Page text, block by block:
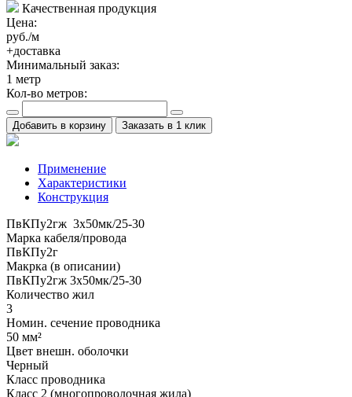
Качественная продукция
Цена:
руб./м
+доставка
Минимальный заказ:
1 метр
Кол-во метров:
Добавить в корзину Заказать в 1 клик
Применение
Характеристики
Конструкция
ПвКПу2гж 3x50мк/25-30
Марка кабеля/провода
ПвКПу2г
Макрка (в описании)
ПвКПу2гж 3x50мк/25-30
Количество жил
3
Номин. сечение проводника
50 мм²
Цвет внешн. оболочки
Черный
Класс проводника
Класс 2 (многопроволочная жила)